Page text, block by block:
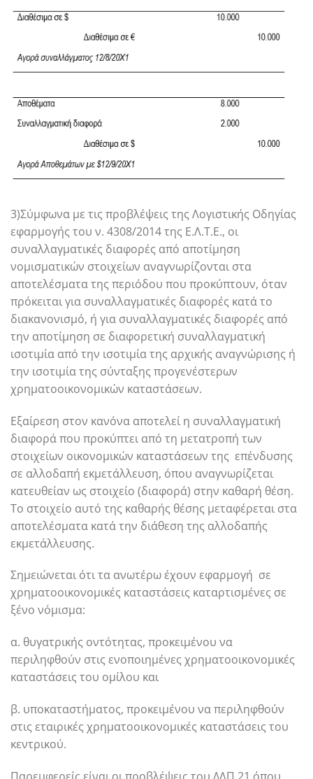
3)Σύμφωνα με τις προβλέψεις της Λογιστικής Οδηγίας
εφαρμογής του ν. 4308/2014 της Ε.Λ.Τ.Ε., οι
συναλλαγματικές διαφορές από αποτίμηση
νομισματικών στοιχείων αναγνωρίζονται στα
αποτελέσματα της περιόδου που προκύπτουν, όταν
πρόκειται για συναλλαγματικές διαφορές κατά το
διακανονισμό, ή για συναλλαγματικές διαφορές από
την αποτίμηση σε διαφορετική συναλλαγματική
ισοτιμία από την ισοτιμία της αρχικής αναγνώρισης ή
την ισοτιμία της σύνταξης προγενέστερων
χρηματοοικονομικών καταστάσεων.
Εξαίρεση στον κανόνα αποτελεί η συναλλαγματική
διαφορά που προκύπτει από τη μετατροπή των
στοιχείων οικονομικών καταστάσεων της επένδυσης
σε αλλοδαπή εκμετάλλευση, όπου αναγνωρίζεται
κατευθείαν ως στοιχείο (διαφορά) στην καθαρή θέση.
Το στοιχείο αυτό της καθαρής θέσης μεταφέρεται στα
αποτελέσματα κατά την διάθεση της αλλοδαπής
εκμετάλλευσης.
Σημειώνεται ότι τα ανωτέρω έχουν εφαρμογή σε
χρηματοοικονομικές καταστάσεις καταρτισμένες σε
ξένο νόμισμα:
α. θυγατρικής οντότητας, προκειμένου να
περιληφθούν στις ενοποιημένες χρηματοοικονομικές
καταστάσεις του ομίλου και
β. υποκαταστήματος, προκειμένου να περιληφθούν
στις εταιρικές χρηματοοικονομικές καταστάσεις του
κεντρικού.